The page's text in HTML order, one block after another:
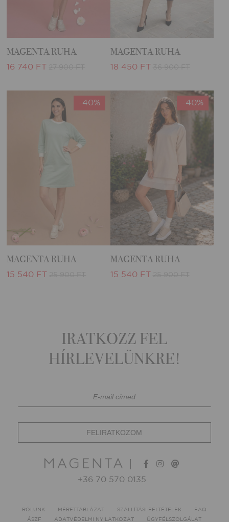
MAGENTA RUHA
16 740 FT
MAGENTA RUHA
18 450 FT
-40%
MAGENTA RUHA
15 540 FT
-40%
MAGENTA RUHA
15 540 FT
IRATKOZZ FEL
HÍRLEVELÜNKRE!
+36 70 570 0135
RÓLUNK MÉRETTÁBLÁZAT SZÁLLÍTÁSI FELTÉTELEK
FAQ
ÁSZF
ADATVÉDELMI NYILATKOZAT ÜGYFÉLSZOLGÁLAT